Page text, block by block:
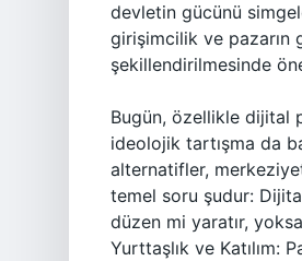
devletin gücünü
girişimcilik ve pazarın
şekillendirilmesinde
Bugün, özellikle dijital
ideolojik tartışma da
alternatifler,
temel soru şudur:
düzen mi yaratır,
Yurttaşlık ve Katılım: